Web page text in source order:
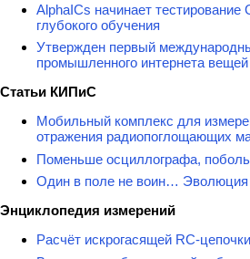
AlphaICs начинает тестирование
глубокого обучения
Утвержден первый
промышленного интернета вещей
Статьи КИПиС
Мобильный комплекс для
отражения радиопоглощающих
Поменьше осциллографа,
Один в поле не воин… Эволюция
Энциклопедия измерений
Расчёт искрогасящей RC-цепочки